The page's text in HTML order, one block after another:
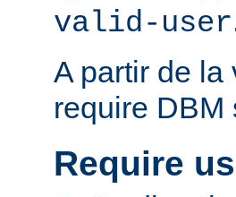
valid-user
A partir de la
require
Require